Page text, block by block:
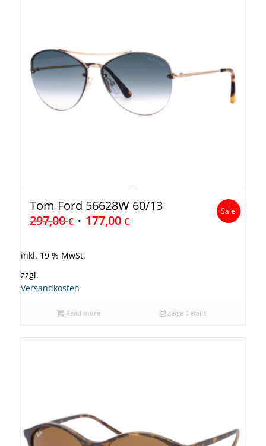
Tom Ford 56628W 60/13
297,00€ 177,00 €
Sale!
inkl. 19 % MwSt.
zzgl.
Versandkosten
Read more Zeige Details